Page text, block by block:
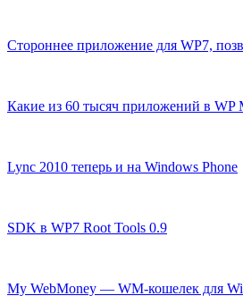
Стороннее приложение для WP7,
Какие из 60 тысяч приложений в WP
Lync 2010 теперь и на Windows Phone
SDK в WP7 Root Tools 0.9
My WebMoney — WM-кошелек для